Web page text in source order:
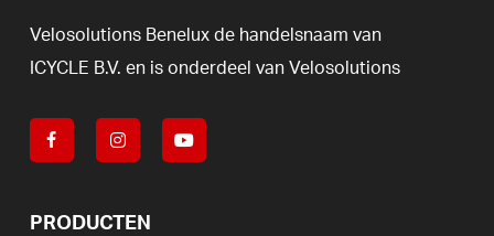
Velosolutions Benelux de handelsnaam van
ICYCLE B.V. en is onderdeel van Velosolutions
PRODUCTEN